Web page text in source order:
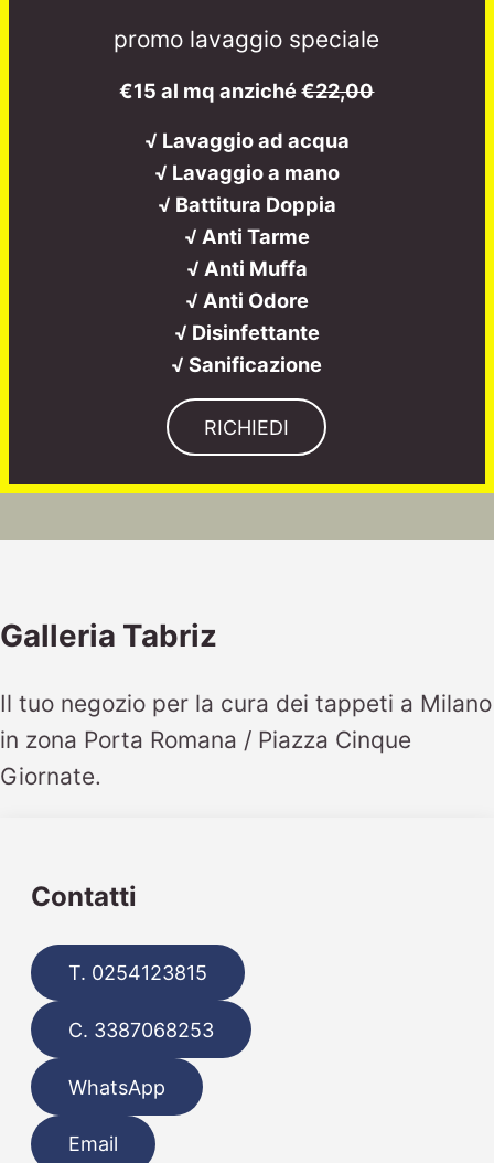
promo lavaggio speciale
€15 al mq anziché€22,00
√ Lavaggio ad acqua
√ Lavaggio a mano
√ Battitura Doppia
√ Anti Tarme
√ Anti Muffa
√ Anti Odore
√ Disinfettante
√ Sanificazione
RICHIEDI
Galleria Tabriz
Il tuo negozio per la cura dei tappeti a Milano
in zona Porta Romana / Piazza Cinque
Giornate.
Contatti
T. 0254123815
C. 3387068253
WhatsApp
Email